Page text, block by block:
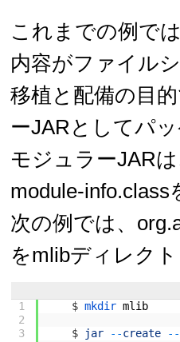
これまでの例で
内容がファイル
移植と配備の目
ーJARとしてパ
モジュラーJAR
module-
次の例では、
をmlibディレク
1
2
3
$ mkdir mlib
$ jar --create --